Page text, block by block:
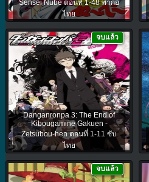
Sensei Nube ตอนที่ 1-48 พากย์
ไทย
Danganronpa 3: The End of
Kibougamine Gakuen -
Zetsubou-hen ตอนที่ 1-11 ซับ
ไทย
จบแล้ว
จบแล้ว